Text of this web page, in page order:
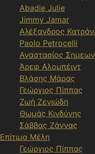
Abadie Julie
Jimmy Jamar
Αλέξανδρος
Paolo Petrocelli
Αναστασίος
Άρεφ Αλομπέιντ
Βλάσης Μάρας
Γεώργιος Πίππας
Ζωή Ζενιώδη
Θωμάς Κινδύνης
Σάββας Ζάννας
Επίτιμα Μέλη
Γεώργιος Πίππας